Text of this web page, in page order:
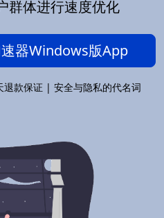
群体进行速度优化
器Windows版App
款保证 | 安全与隐私的代名词